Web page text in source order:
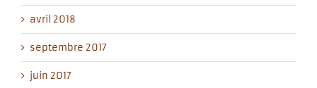
avril 2018
septembre 2017
juin 2017